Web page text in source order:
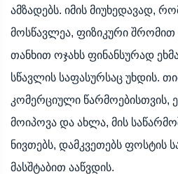
ამზადებს. იმის მიუხედავად,
მოსწავლეა, ფიზიკური შრომით
თანხით ოჯახს ფინანსურად
სწავლის საფასურსაც უხდის.
კომერციული წარმოებისთვის,
მოიპოვა და ახლა, მის
ნივთებს, დამკვეთებს ფოსტის
მასშტაბით ააწვდის.